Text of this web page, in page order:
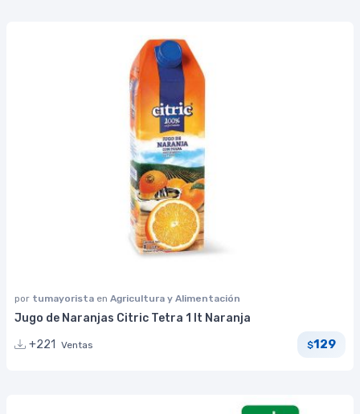
por tumayorista en Agricultura y Alimentación
Jugo de Naranjas Citric Tetra 1 lt Naranja
+221
Ventas $129